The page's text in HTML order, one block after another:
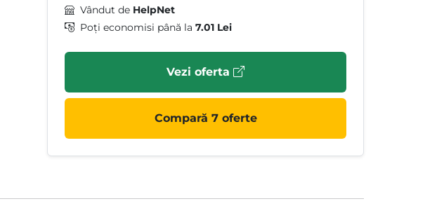
Vândut de HelpNet
Poți economisi până la 7.01 Lei
Vezi oferta
Compară 7 oferte